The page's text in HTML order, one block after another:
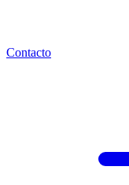
Contacto